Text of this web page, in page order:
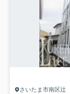
さいたま市南区辻